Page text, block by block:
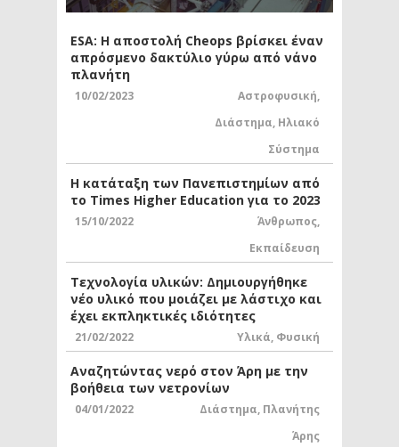
ESA: Η αποστολή Cheops βρίσκει έναν
απρόσμενο δακτύλιο γύρω από νάνο
πλανήτη
10/02/2023 Αστροφυσική,
Διάστημα, Ηλιακό
Σύστημα
Η κατάταξη των Πανεπιστημίων από
το Times Higher Education για το 2023
15/10/2022 Άνθρωπος,
Εκπαίδευση
Τεχνολογία υλικών: Δημιουργήθηκε
νέο υλικό που μοιάζει με λάστιχο και
έχει εκπληκτικές ιδιότητες
21/02/2022 Υλικά, Φυσική
Αναζητώντας νερό στον Άρη με την
βοήθεια των νετρονίων
04/01/2022 Διάστημα, Πλανήτης
Άρης